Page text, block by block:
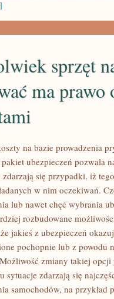
sprzęt
ma prawo
na bazie prowadzenia
ubezpieczeń pozwala
się przypadki, iż
w nim oczekiwań.
lub nawet chęć wybrania
rozbudowane
jakieś z ubezpieczeń
pochopnie lub z powodu
zmiany takiej
sytuacje zdarzają się
samochodów, na przykład